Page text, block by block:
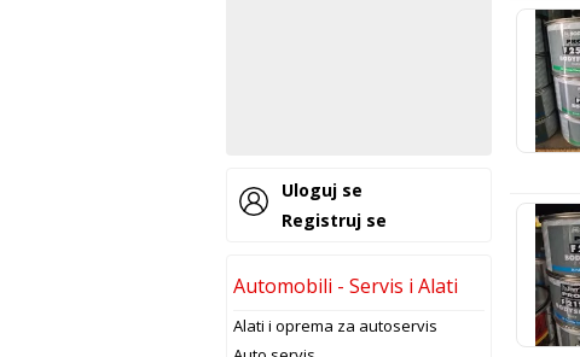
Uloguj se
Registruj se
Automobili - Servis i Alati
Alati i oprema za autoservis